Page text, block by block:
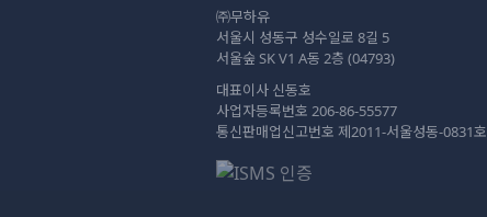
㈜무하유
서울시 성동구 성수일로 8길 5
서울숲 SK V1 A동 2층 (04793)
대표이사 신동호
사업자등록번호 206-86-55577
통신판매업신고번호 제2011-서울성동-0831호